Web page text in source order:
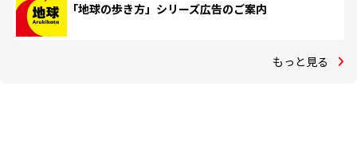
「地球の歩き方」シリーズ広告のご案内
もっと見る